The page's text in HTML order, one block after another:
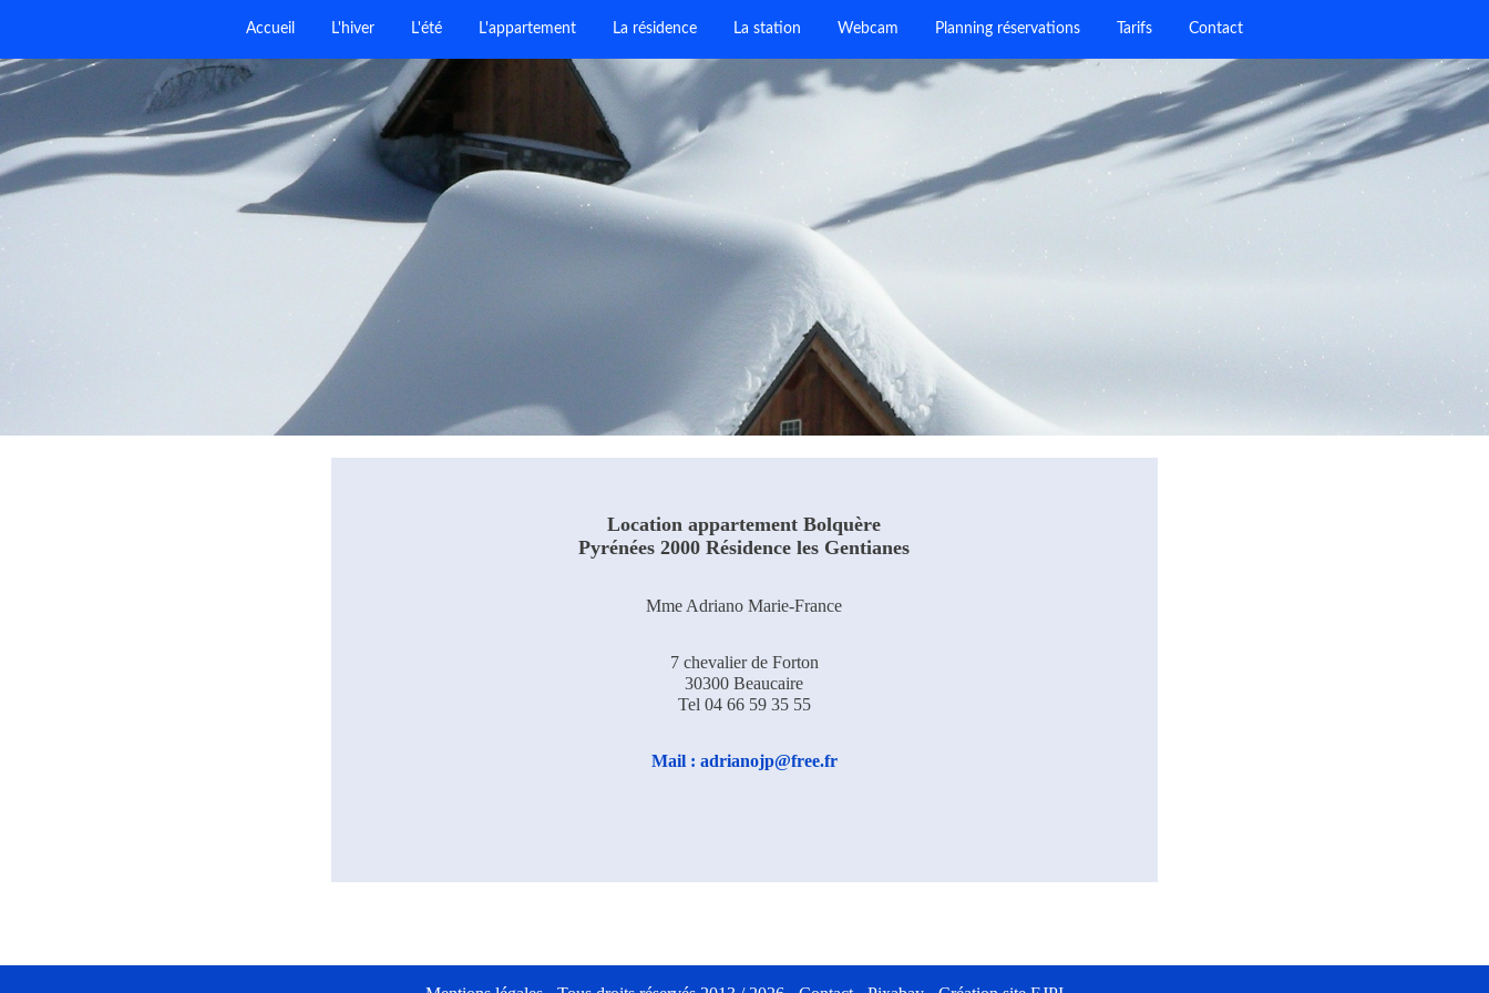
Accueil L'hiver L'été L'appartement La résidence La station Webcam Planning réservations Tarifs Contact
Location appartement Bolquère
Pyrénées 2000 Résidence les Gentianes
Mme Adriano Marie-France
7 chevalier de Forton
30300 Beaucaire
Tel 04 66 59 35 55
Mail : adrianojp@free.fr